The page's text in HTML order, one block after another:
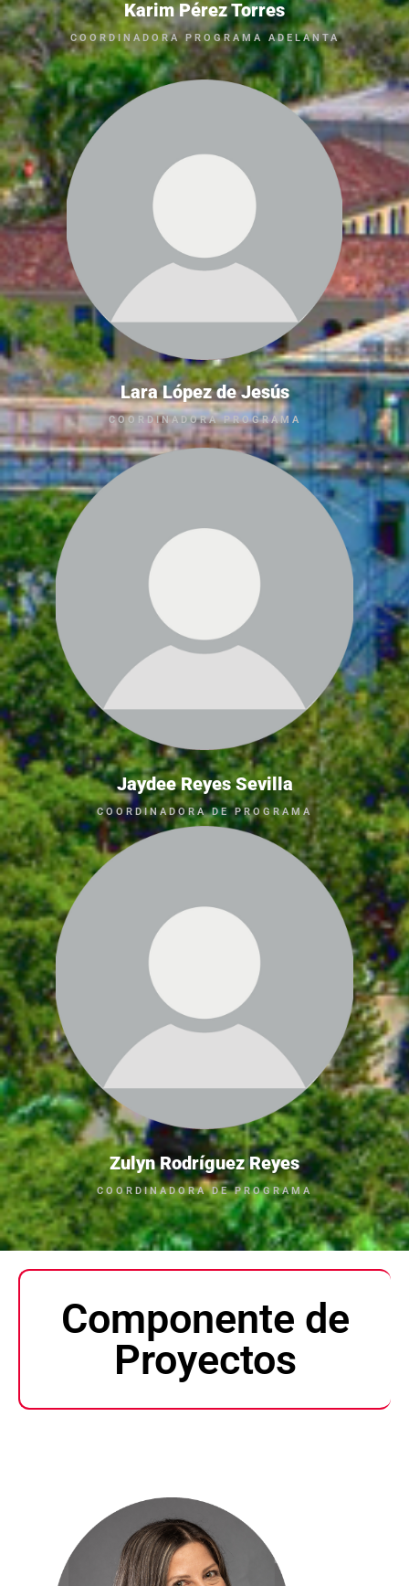
Karim Pérez Torres
COORDINADORA PROGRAMA ADELANTA
Lara López de Jesús
COORDINADORA PROGRAMA
Jaydee Reyes Sevilla
COORDINADORA DE PROGRAMA
Zulyn Rodríguez Reyes
COORDINADORA DE PROGRAMA
Componente de
Proyectos​